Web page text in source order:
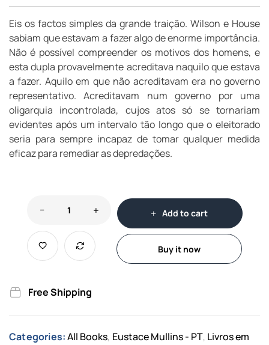
Eis os factos simples da grande traição. Wilson e House
sabiam que estavam a fazer algo de enorme importância.
Não é possível compreender os motivos dos homens, e
esta dupla provavelmente acreditava naquilo que estava
a fazer. Aquilo em que não acreditavam era no governo
representativo. Acreditavam num governo por uma
oligarquia incontrolada, cujos atos só se tornariam
evidentes após um intervalo tão longo que o eleitorado
seria para sempre incapaz de tomar qualquer medida
eficaz para remediar as depredações.
Add to cart
Buy it now
Free Shipping
Categories: All Books, Eustace Mullins - PT, Livros em